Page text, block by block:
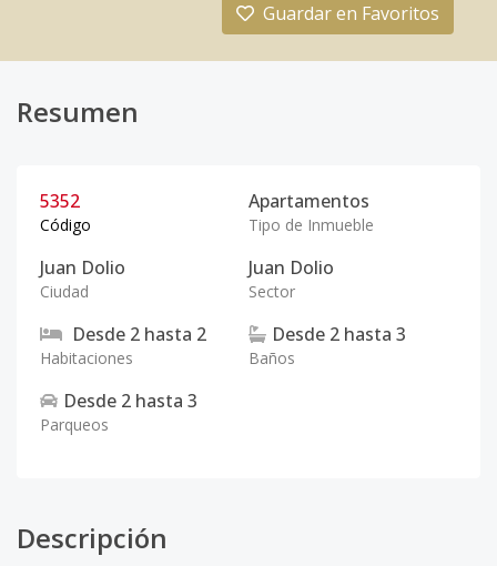
Guardar en Favoritos
Resumen
5352
Código
Apartamentos
Tipo de Inmueble
Juan Dolio
Ciudad
Juan Dolio
Sector
Desde 2 hasta 2
Habitaciones
Desde 2 hasta 3
Baños
Desde 2 hasta 3
Parqueos
Descripción